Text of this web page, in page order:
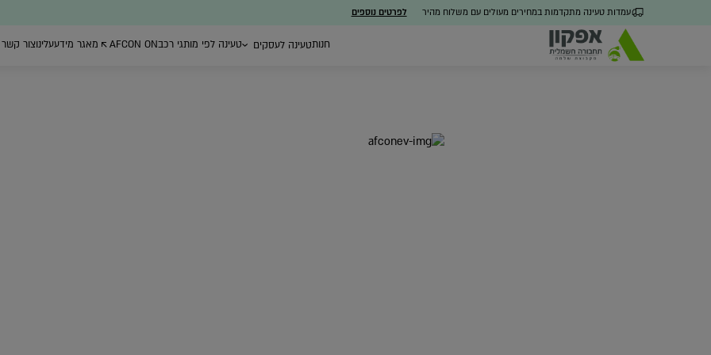
עמדות טעינה מתקדמות במחירים מעולים עם משלוח מהיר לפרטים נוספים
חנותטעינה לעסקים טעינה לפי מותגי רכבAFCON ON מאגר מידעעלינוצור קשר